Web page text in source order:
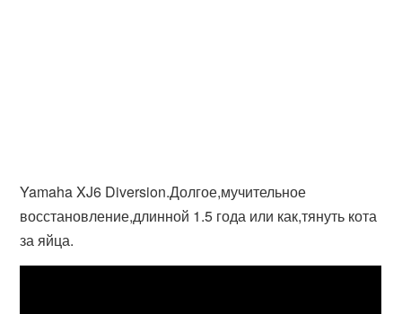
Yamaha XJ6 Diversion.Долгое,мучительное
восстановление,длинной 1.5 года или как,тянуть кота
за яйца.